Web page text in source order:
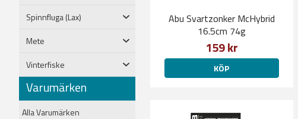
Spinnfluga (Lax)
Mete
Vinterfiske
Varumärken
Alla Varumärken
Abu Svartzonker McHybrid
16.5cm 74g
159 kr
KÖP